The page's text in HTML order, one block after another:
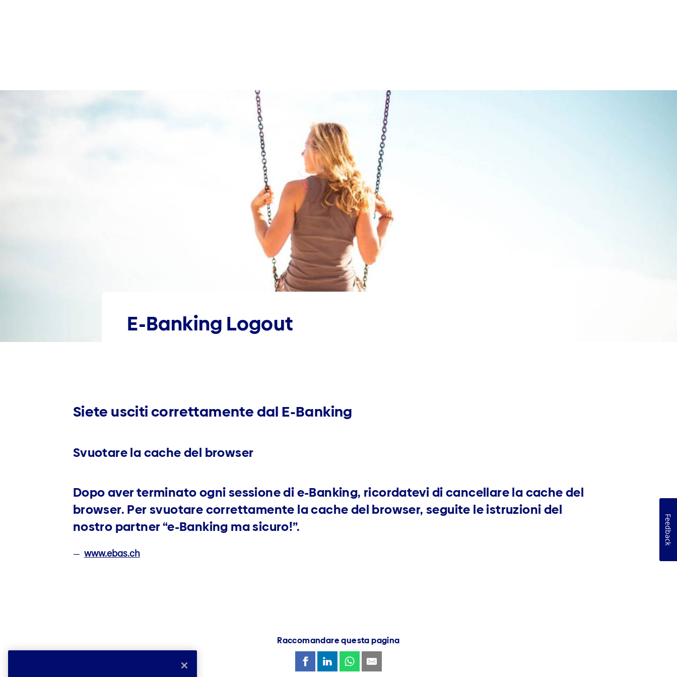
E-Banking Logout
Siete usciti correttamente dal E-Banking
Svuotare la cache del browser
Dopo aver terminato ogni sessione di e-Banking, ricordatevi di cancellare la cache del
browser. Per svuotare correttamente la cache del browser, seguite le istruzioni del
nostro partner “e-Banking ma sicuro!”.
www.ebas.ch
Raccomandare questa pagina
Feedback